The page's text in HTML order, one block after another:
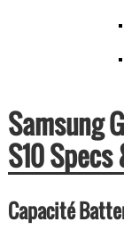
Samsung
S10
Capacité